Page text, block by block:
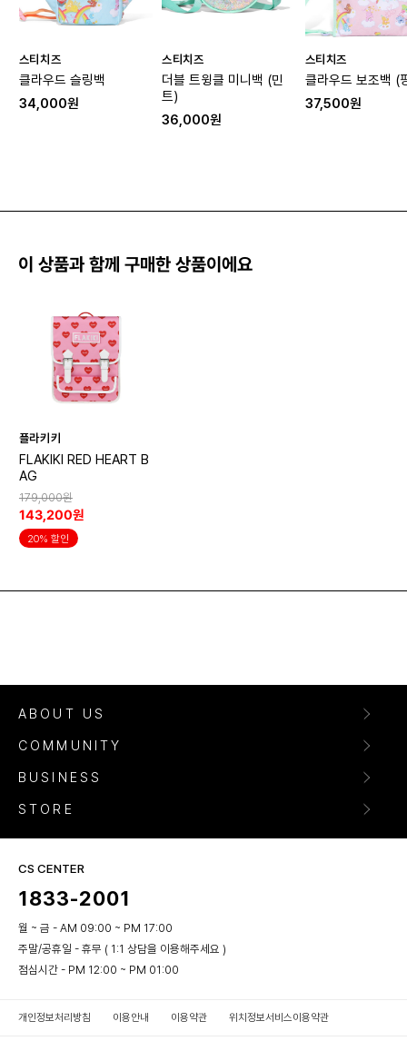
스티치즈
클라우드 슬링백
34,000원
스티치즈
더블 트윙클 미니백 (민
트)
36,000원
스티치즈
클라우드 보조백 (
37,500원
이 상품과 함께 구매한 상품이에요
플라키키
FLAKIKI RED HEART B
AG
179,000원
143,200원
20% 할인
ABOUT US
COMMUNITY
BUSINESS
STORE
CS CENTER
1833-2001
월 ~ 금 - AM 09:00 ~ PM 17:00
주말/공휴일 - 휴무 ( 1:1 상담을 이용해주세요 )
점심시간 - PM 12:00 ~ PM 01:00
개인정보처리방침 이용안내 이용약관 위치정보서비스이용약관